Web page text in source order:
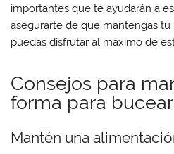
importantes que te ayudarán a
asegurarte de que mantengas tu
puedas disfrutar al máximo de
Consejos para
forma para bucear
Mantén una